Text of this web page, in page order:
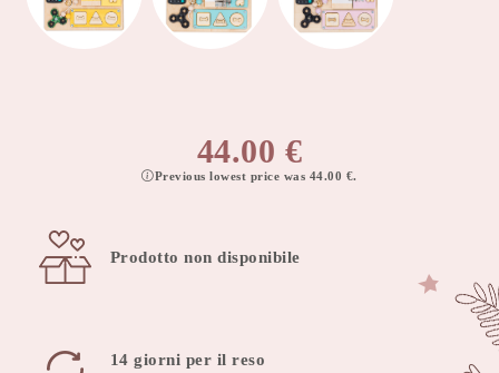
44.00 €
Previous lowest price was 44.00 €.
Prodotto non disponibile
14 giorni per il reso